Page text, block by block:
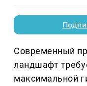
Современный
ландшафт
максимальной